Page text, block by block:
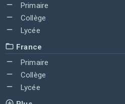
Primaire
Collège
Lycée
France
Primaire
Collège
Lycée